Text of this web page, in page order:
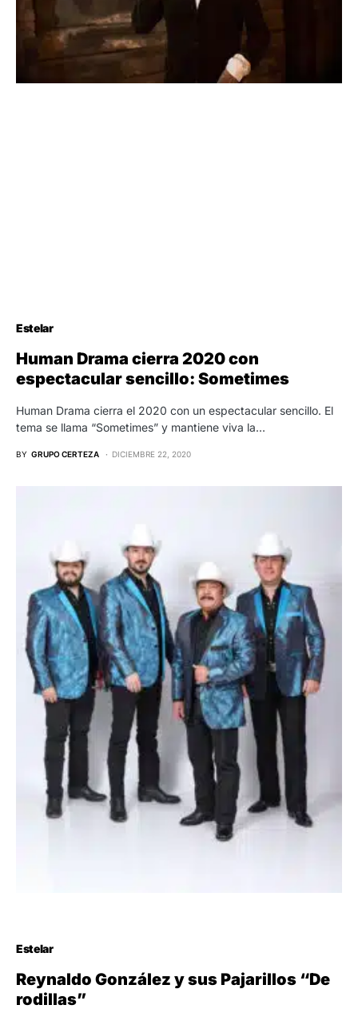
Estelar
Human Drama cierra 2020 con
espectacular sencillo: Sometimes
Human Drama cierra el 2020 con un espectacular sencillo. El
tema se llama “Sometimes” y mantiene viva la…
BY GRUPO CERTEZA DICIEMBRE 22, 2020
Estelar
Reynaldo González y sus Pajarillos “De
rodillas”